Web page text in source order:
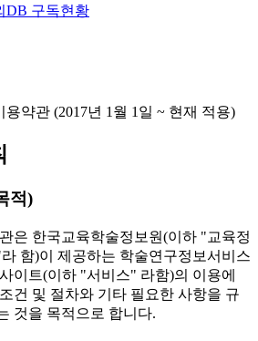
DB 구독현황
약관 (2017년 1월 1일 ~ 현재 적용)
적)
은 한국교육학술정보원(이하 "교육정
함)이 제공하는 학술연구정보서비스
이트(이하 "서비스" 라함)의 이용에
건 및 절차와 기타 필요한 사항을 규
것을 목적으로 합니다.